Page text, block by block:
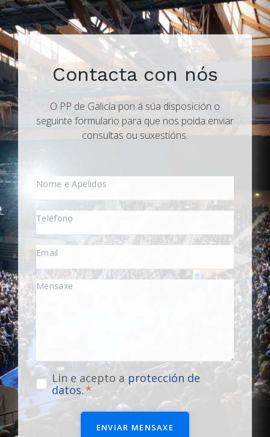
Contacta con nós
O PP de Galicia pon á súa disposición o
seguinte formulario para que nos poida enviar
consultas ou suxestións.
Lin e acepto a protección de
datos.
ENVIAR MENSAXE